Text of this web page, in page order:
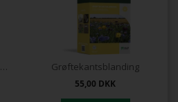
Sommerfuglebusk 'Flower Power' Grøftekantsblanding
55,00 DKK